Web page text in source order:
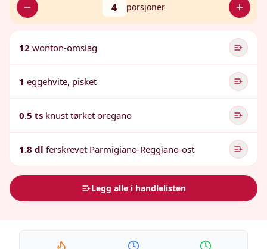
4 porsjoner
12 wonton-omslag
1 eggehvite, pisket
0.5 ts knust tørket oregano
1.8 dl ferskrevet Parmigiano-Reggiano-ost
Legg alle i handlelisten